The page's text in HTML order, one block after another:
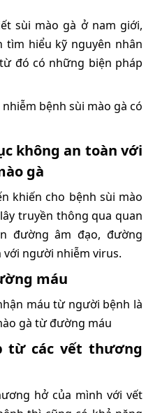
sùi mào gà ở nam giới,
tìm hiểu kỹ nguyên nhân
đó có những biện pháp
bệnh sùi mào gà có
không an toàn với
gà
khiến cho bệnh sùi mào
truyền thông qua quan
đường âm đạo, đường
người nhiễm virus.
máu
máu từ người bệnh là
gà từ đường máu
từ các vết thương
hở của mình với vết